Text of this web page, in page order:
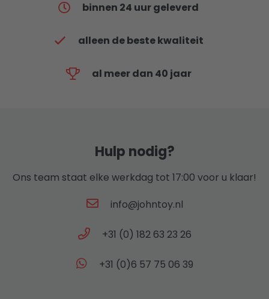
binnen 24 uur geleverd
alleen de beste kwaliteit
al meer dan 40 jaar
Hulp nodig?
Ons team staat elke werkdag tot 17:00 voor u klaar!
info@johntoy.nl
+31 (0) 182 63 23 26
+31 (0)6 57 75 06 39